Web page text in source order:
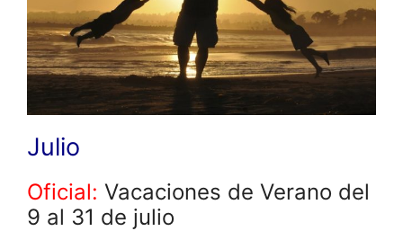
Julio
Oficial: Vacaciones de Verano del
9 al 31 de julio